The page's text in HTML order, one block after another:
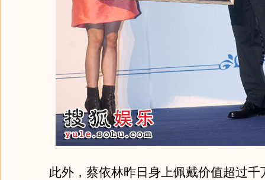
此外，蔡依林昨日身上佩戴价值超过千